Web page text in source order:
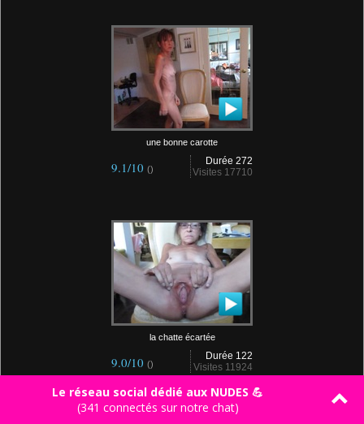
une bonne carotte
Durée 272
Visites 17710
9.1/10 ()
la chatte écartée
Durée 122
Visites 11924
9.0/10 ()